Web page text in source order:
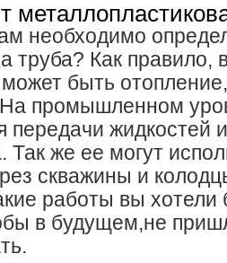
необходимо
труба? Как правило,
быть
промышленном
передачи жидкостей
Так же ее могут
скважины и
работы вы хотели
в будущем,не